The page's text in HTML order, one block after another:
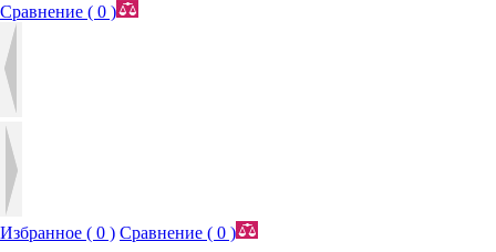
Сравнение ( 0 )
Избранное ( 0 ) Сравнение ( 0 )